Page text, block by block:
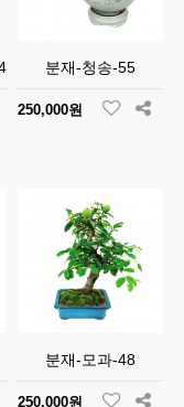
분재-청송-55
250,000원
분재-모과-48
250,000원